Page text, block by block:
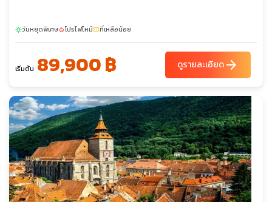
sunnyวันหยุดพิเศษlocal_fire_departmentโปรไฟไหม้confirmation_numberที่เหลือน้อย
เริ่มต้น 89,900 ฿ ดูรายละเอียดarrow_forward